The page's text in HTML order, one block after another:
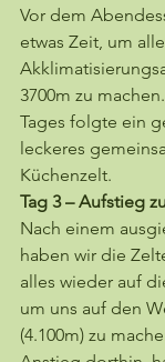
Vor dem
etwas Zeit, um
3700m zu
Tages folgte ein
leckeres
Küchenzelt.
Tag 3 – Aufstieg
Nach einem
haben wir die
alles wieder auf
um uns auf den
(4.100m) zu